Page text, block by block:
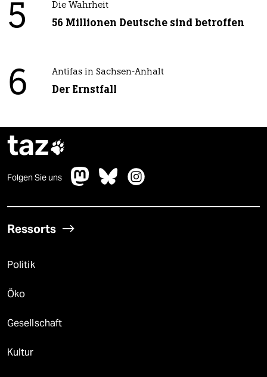
5 Die Wahrheit
56 Millionen Deutsche sind betroffen
6 Antifas in Sachsen-Anhalt
Der Ernstfall
taz
Folgen Sie uns
Ressorts
Politik
Öko
Gesellschaft
Kultur